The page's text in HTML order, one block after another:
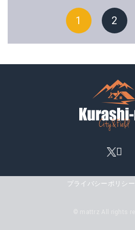
1 2
プライバシーポリシー